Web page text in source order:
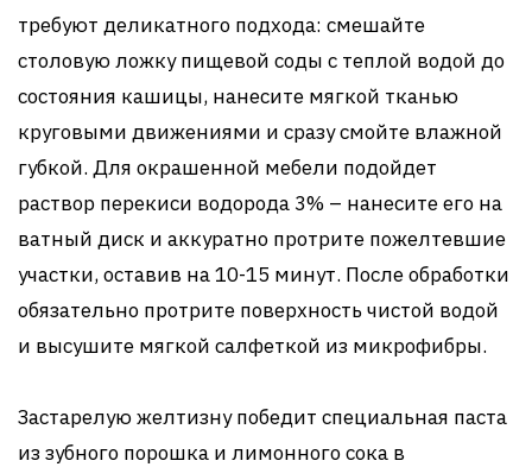
требуют деликатного подхода: смешайте
столовую ложку пищевой соды с теплой водой до
состояния кашицы, нанесите мягкой тканью
круговыми движениями и сразу смойте влажной
губкой. Для окрашенной мебели подойдет
раствор перекиси водорода 3% – нанесите его на
ватный диск и аккуратно протрите пожелтевшие
участки, оставив на 10-15 минут. После обработки
обязательно протрите поверхность чистой водой
и высушите мягкой салфеткой из микрофибры.
Застарелую желтизну победит специальная паста
из зубного порошка и лимонного сока в